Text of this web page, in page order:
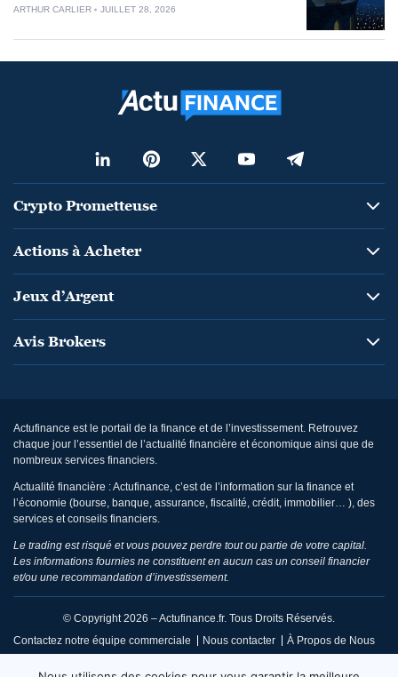
ARTHUR CARLIER JUILLET 28, 2026
Crypto Prometteuse
Actions à Acheter
Jeux d’Argent
Avis Brokers
Actufinance est le portail de la finance et de l’investissement. Retrouvez
chaque jour l’essentiel de l’actualité financière et économique ainsi que de
nombreux services financiers.
Actualité financière : Actufinance, c’est de l’information sur la finance et
l’économie (bourse, banque, assurance, fiscalité, crédit, immobilier… ), des
services et conseils financiers.
Le trading est risqué et vous pouvez perdre tout ou partie de votre capital.
Les informations fournies ne constituent en aucun cas un conseil financier
et/ou une recommandation d’investissement.
© Copyright 2026 – Actufinance.fr. Tous Droits Réservés.
Contactez notre équipe commerciale
Nous contacter À Propos de Nous